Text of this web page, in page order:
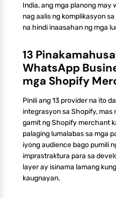
India, ang mga planong
nag aalis ng komplikasyon
na hindi inaasahan ng mga
13
WhatsApp
mga Shopify
Pinili ang 13 provider na ito
integrasyon sa Shopify, mas
gamit ng Shopify merchant
palaging lumalabas sa mga
iyong audience bago pumili
imprastraktura para sa
layer ay isinama lamang
kaugnayan.